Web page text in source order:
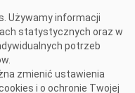
Używamy informacji
statystycznych oraz w
potrzeb
zmienić ustawienia
i o ochronie Twojej